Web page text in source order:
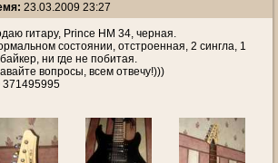
23.03.2009 23:27
гитару, Prince HM 34, черная.
состоянии, отстроенная, 2 сингла, 1
ни где не побитая.
вопросы, всем отвечу!)))
371495995